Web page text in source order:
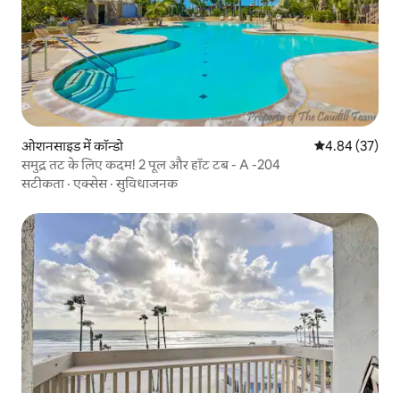
ओशनसाइड में कॉन्डो औसत रेटिंग 5 में
4.84 (37)
समुद्र तट के लिए कदम! 2 पूल और हॉट टब - A -204
सटीकता ·एक्सेस·सुविधाजनक